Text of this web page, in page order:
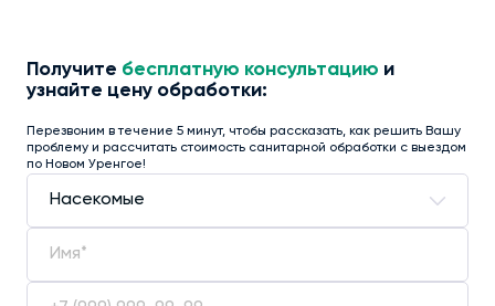
Получите бесплатную консультацию и
узнайте цену обработки:
Перезвоним в течение 5 минут, чтобы рассказать, как решить Вашу
проблему и рассчитать стоимость санитарной обработки с выездом
по Новом Уренгое!